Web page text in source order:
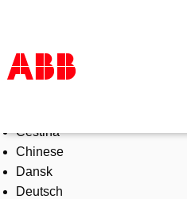
Products & Solutions
Industries
Services
About us
Čeština
Chinese
Dansk
Deutsch